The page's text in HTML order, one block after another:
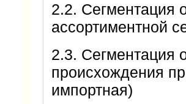
2.2. Сегментация
ассортиментной
2.3. Сегментация
происхождения
импортная)